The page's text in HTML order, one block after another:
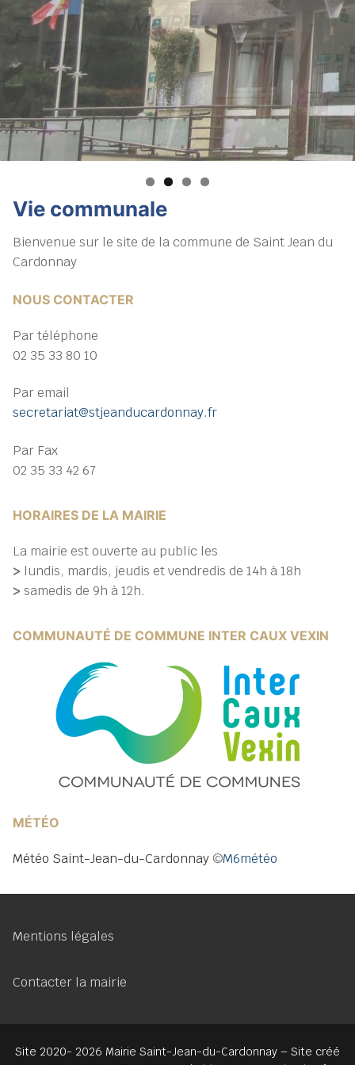
Vie communale
Bienvenue sur le site de la commune de Saint Jean du
Cardonnay
NOUS CONTACTER
Par téléphone
02 35 33 80 10
Par email
secretariat@stjeanducardonnay.fr
Par Fax
02 35 33 42 67
HORAIRES DE LA MAIRIE
La mairie est ouverte au public les
> lundis, mardis, jeudis et vendredis de 14h à 18h
> samedis de 9h à 12h.
COMMUNAUTÉ DE COMMUNE INTER CAUX VEXIN
MÉTÉO
Météo Saint-Jean-du-Cardonnay ©M6météo
Mentions légales
Contacter la mairie
Site 2020- 2026 Mairie Saint-Jean-du-Cardonnay – Site créé